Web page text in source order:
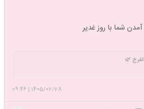
به پویش غدیری ام بپیوندیم 🌺
شما با روز غدیر
🌿
1405/02/28
|
09:46